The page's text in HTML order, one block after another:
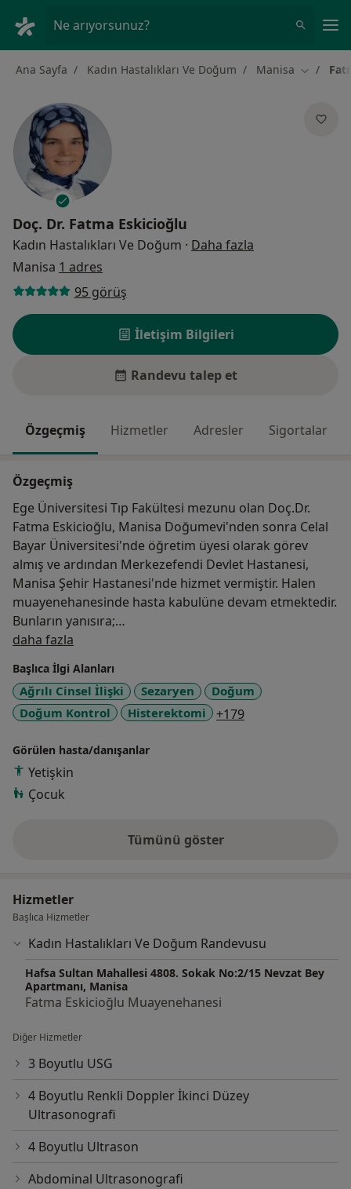
Ne arıyorsunuz?
Ana Sayfa Kadın Hastalıkları Ve Doğum Manisa Şehir
Doç. Dr. Fatma Eskicioğlu
Kadın Hastalıkları Ve Doğum · Daha fazla
Manisa 1 adres
95 görüş
İletişim Bilgileri
Randevu talep et
Özgeçmiş Hizmetler Adresler Sigortalar
Özgeçmiş
Ege Üniversitesi Tıp Fakültesi mezunu olan Doç.Dr.
Fatma Eskicioğlu, Manisa Doğumevi'nden sonra Celal
Bayar Üniversitesi'nde öğretim üyesi olarak görev
almış ve ardından Merkezefendi Devlet Hastanesi,
Manisa Şehir Hastanesi'nde hizmet vermiştir. Halen
muayenehanesinde hasta kabulüne devam etmektedir.
Bunların yanısıra;
Ege Üniversitesi Tüp Bebek Merkezi'nde Tüp Bebek
Eğitimi'ni başarı ile tamamlamıştır.
Cinsel Terapi Eğitimi de almış olup, Vajinismus ve
Cinsel Terapi hizmeti vermektedir.
Biyopsi yapmaya devam etmektedir.
Kozmetik Jinekoloji de eğitimini aldığı alanlar arasında
olup Labioplasti, Vajinal Daraltma hizmeti vermektedir.
Riskli gebelik takibi ve doğum yanısıra diğer tüm kadın
daha fazla
Başlıca İlgi Alanları
Ağrılı Cinsel İlişki Sezaryen
Doğum
Doğum Kontrol
Histerektomi +179
Görülen hasta/danışanlar
Yetişkin
Çocuk
Tümünü gösterdeneyim hakkında
Hizmetler
Başlıca Hizmetler
Kadın Hastalıkları Ve Doğum Randevusu
Hafsa Sultan Mahallesi 4808. Sokak No:2/15 Nevzat Bey
Apartmanı, Manisa
Fatma Eskicioğlu Muayenehanesi
Diğer Hizmetler
3 Boyutlu USG
4 Boyutlu Renkli Doppler İkinci Düzey
Ultrasonografi
4 Boyutlu Ultrason
Abdominal Ultrasonografi